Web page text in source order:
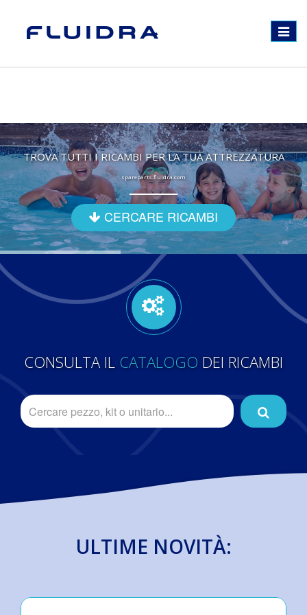
Toggle
TROVA TUTTI I RICAMBI PER LA TUA ATTREZZATURA
spareparts.fluidra.com
CERCARE RICAMBI
CONSULTA IL CATALOGO DEI RICAMBI
ULTIME NOVITÀ: